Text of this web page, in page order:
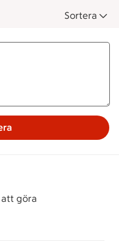
Sortera
göra